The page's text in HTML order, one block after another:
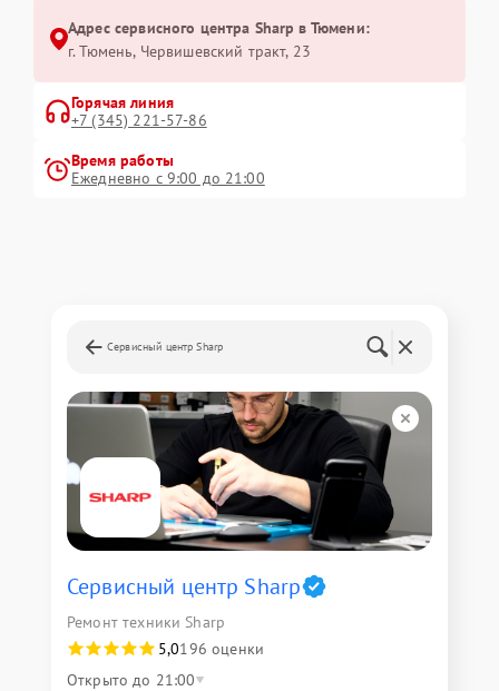
Адрес сервисного центра Sharp в Тюмени:
г. Тюмень, ​Червишевский тракт, 23
Горячая линия
+7 (345) 221-57-86
Время работы
Ежедневно с 9:00 до 21:00
Сервисный центр Sharp
Сервисный центр Sharp
Ремонт техники Sharp
5,0196 оценки
Открыто до 21:00